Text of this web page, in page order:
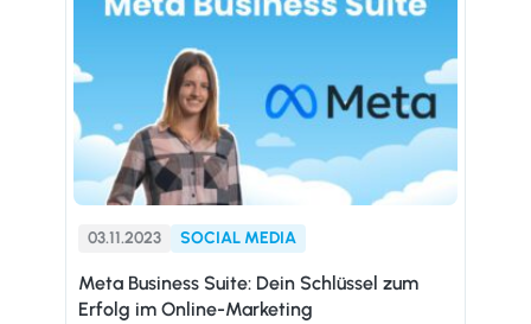
03.11.2023 SOCIAL MEDIA
Meta Business Suite: Dein Schlüssel zum
Erfolg im Online-Marketing